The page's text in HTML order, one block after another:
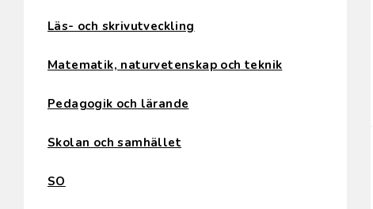
Läs- och skrivutveckling
Matematik, naturvetenskap och teknik
Pedagogik och lärande
Skolan och samhället
SO